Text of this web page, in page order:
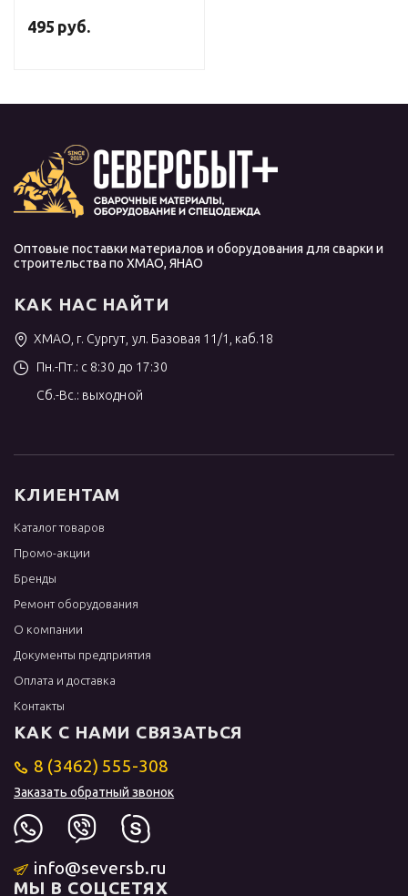
0.5 мм
495 руб.
Оптовые поставки материалов и оборудования для сварки и
строительства по ХМАО, ЯНАО
КАК НАС НАЙТИ
ХМАО, г. Сургут, ул. Базовая 11/1, каб.18
Пн.-Пт.: с 8:30 до 17:30
Сб.-Вс.: выходной
КЛИЕНТАМ
Каталог товаров
Промо-акции
Бренды
Ремонт оборудования
О компании
Документы предприятия
Оплата и доставка
Контакты
КАК С НАМИ СВЯЗАТЬСЯ
8 (3462) 555-308
Заказать обратный звонок
info@seversb.ru
МЫ В СОЦСЕТЯХ